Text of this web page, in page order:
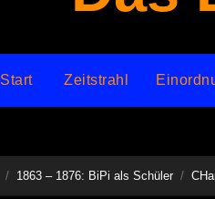
Start Zeitstrahl
1863 – 1876: BiPi als Schüler